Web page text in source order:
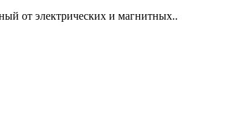
от электрических и магнитных..